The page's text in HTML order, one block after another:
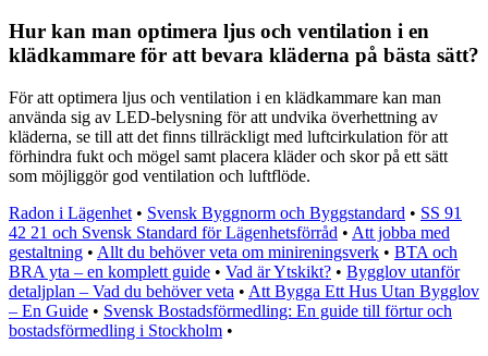
Hur kan man optimera ljus och ventilation i en
klädkammare för att bevara kläderna på bästa sätt?
För att optimera ljus och ventilation i en klädkammare kan man
använda sig av LED-belysning för att undvika överhettning av
kläderna, se till att det finns tillräckligt med luftcirkulation för att
förhindra fukt och mögel samt placera kläder och skor på ett sätt
som möjliggör god ventilation och luftflöde.
Radon i Lägenhet • Svensk Byggnorm och Byggstandard • SS 91
42 21 och Svensk Standard för Lägenhetsförråd • Att jobba med
gestaltning • Allt du behöver veta om minireningsverk • BTA och
BRA yta – en komplett guide • Vad är Ytskikt? • Bygglov utanför
detaljplan – Vad du behöver veta • Att Bygga Ett Hus Utan Bygglov
– En Guide • Svensk Bostadsförmedling: En guide till förtur och
bostadsförmedling i Stockholm •